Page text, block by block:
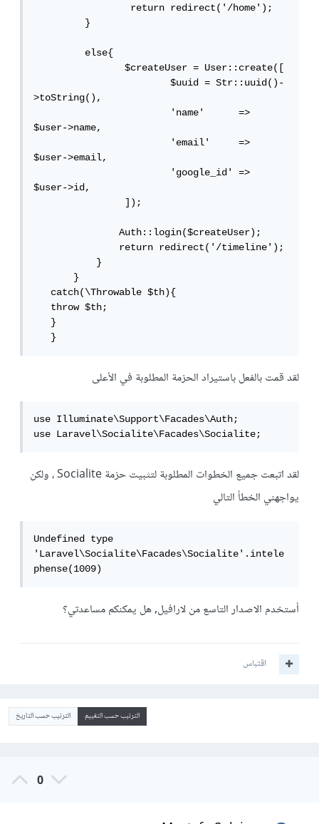
                 return redirect('/home');
         }
         else{
                $createUser = User::create([
                        $uuid = Str::uuid()-
>toString(),
                        'name'      =>
$user->name,
                        'email'     =>
$user->email,
                        'google_id' =>
$user->id,
                ]);
               Auth::login($createUser);
               return redirect('/timeline');
           }
       }
   catch(\Throwable $th){
   throw $th;
   }
   }
لقد قمت بالفعل باستيراد الحزمة المطلوبة في الأعلى
use Illuminate\Support\Facades\Auth;
use Laravel\Socialite\Facades\Socialite;
لقد اتبعت جميع الخطوات المطلوبة لتثبيت حزمة Socialite ، ولكن
يواجهني الخطأ التالي
Undefined type
'Laravel\Socialite\Facades\Socialite'.intele
phense(1009)
أستخدم الاصدار التاسع من لارافيل, هل يمكنكم مساعدتي؟
اقتباس
الترتيب حسب التقييم الترتيب حسب التاريخ
0